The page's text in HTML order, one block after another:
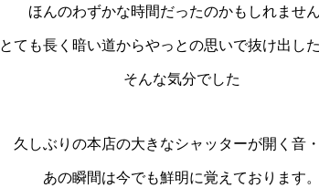
ほんのわずかな時間だったのかもしれませ
とても長く暗い道からやっとの思いで抜け出し
そんな気分でした
久しぶりの本店の大きなシャッターが開く音・
あの瞬間は今でも鮮明に覚えております。